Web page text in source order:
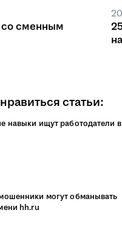
со сменным
статьи:
навыки ищут работодатели
могут обманывать
hh.ru